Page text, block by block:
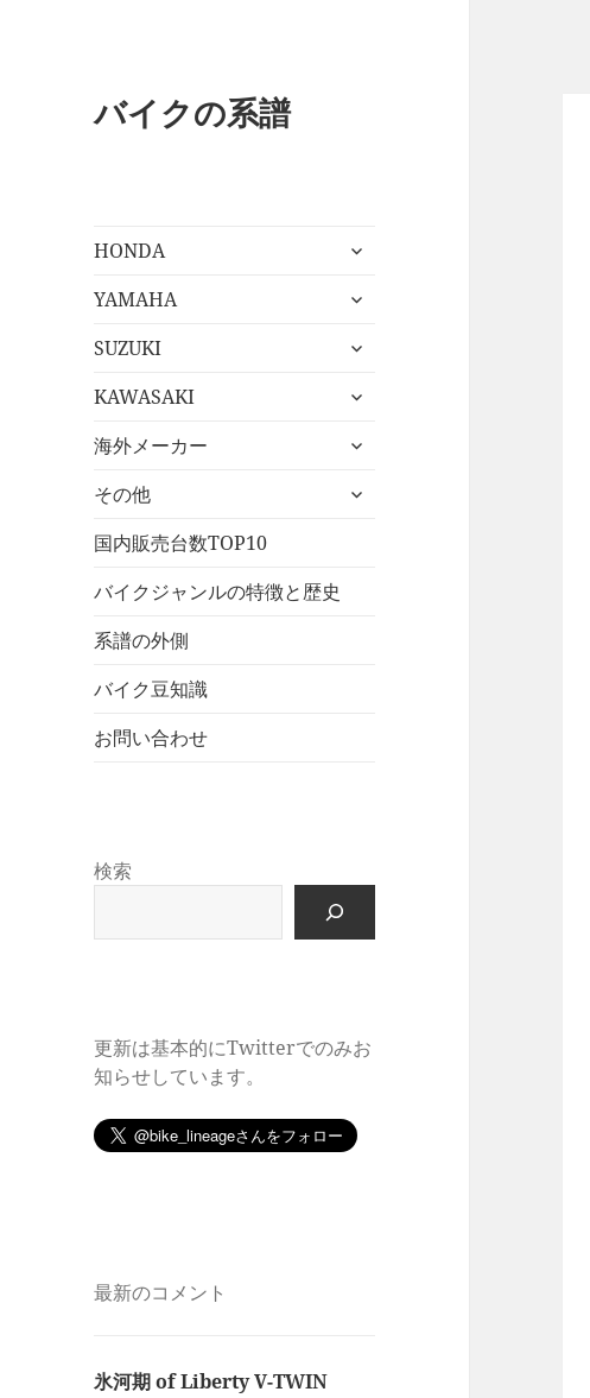
バイクの系譜
HONDA
サ
メ
ュ
を
YAMAHA
サ
メ
ュ
を
SUZUKI
サ
メ
ュ
を
KAWASAKI
サ
メ
ュ
展
開
海外メーカー
サ
メ
を
その他
サ
ュ
国内販売台数TOP10
バイクジャンルの特徴と歴史
系譜の外側
バイク豆知識
お問い合わせ
検索
更新は基本的にTwitterでのみお
知らせしています。
最新のコメント
氷河期 of Liberty V-TWIN